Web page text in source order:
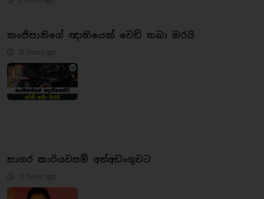
කංජිපානිගේ ඥාතියෙක් වෙඩි තබා මරයි
10 hours ago
සාගර කාරියවසම් අත්අඩංගුවට
13 hours ago